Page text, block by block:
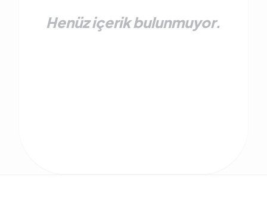
Henüz içerik bulunmuyor.